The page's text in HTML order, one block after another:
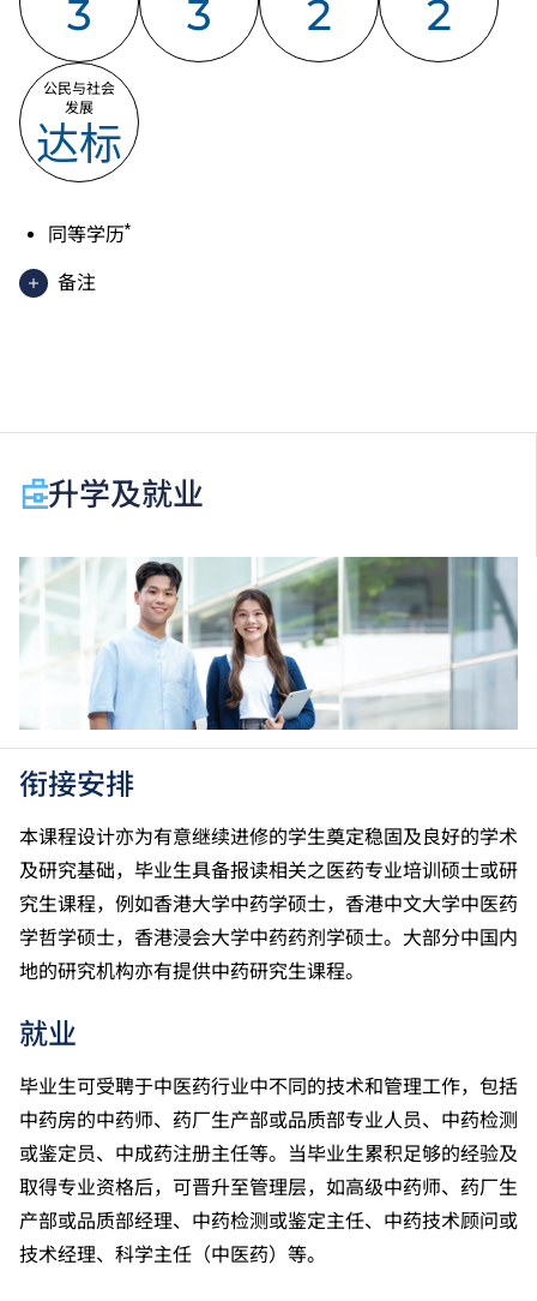
3 3 2 2
公民与社会
发展
达标
同等学历*
备注
／「C级或以上」的成绩，于申请入学时会被视为等同
香港中学文凭考试科目成绩达「第二级」／「第三
能力水平达A2或以上、日语达N3或以上 及 韩语达
TOPIK II, 3级或以上，均被接受为一般入学条件中的五
科之一。2026年起，乌尔都语成绩达E级或以上亦会被
接受。详情请按此处。
香港中学文凭考试应用学习科目（乙类科目）取得「达
标」／「达标并表现优异 (I)」／「达标并表现优异
凭考试科目成绩达「第二级」／「第三级」／「第四
级」；最多计算两科应用学习科目（应用学习中文除
外）。学士学位课程考虑相关应用学习科目的成绩。相
医务化验科学。
香港中学文凭考试公民与社会发展科取得「达标」的成
绩，于申请入学时会被视为等同香港中学文凭考试科目
成绩达「第二级」。
被接受为符合公民与社会发展科的科目要求。
升学及就业
衔接安排
本课程设计亦为有意继续进修的学生奠定稳固及良好的学术
及研究基础，毕业生具备报读相关之医药专业培训硕士或研
究生课程，例如香港大学中药学硕士，香港中文大学中医药
学哲学硕士，香港浸会大学中药药剂学硕士。大部分中国内
地的研究机构亦有提供中药研究生课程。
就业
毕业生可受聘于中医药行业中不同的技术和管理工作，包括
中药房的中药师、药厂生产部或品质部专业人员、中药检测
或鉴定员、中成药注册主任等。当毕业生累积足够的经验及
取得专业资格后，可晋升至管理层，如高级中药师、药厂生
产部或品质部经理、中药检测或鉴定主任、中药技术顾问或
技术经理、科学主任（中医药）等。